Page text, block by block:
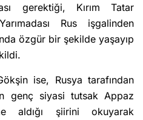
gerektiği, Kırım Tatar
Rus işgalinden
özgür bir şekilde yaşayıp
ise, Rusya tarafından
genç siyasi tutsak Appaz
aldığı şiirini okuyarak